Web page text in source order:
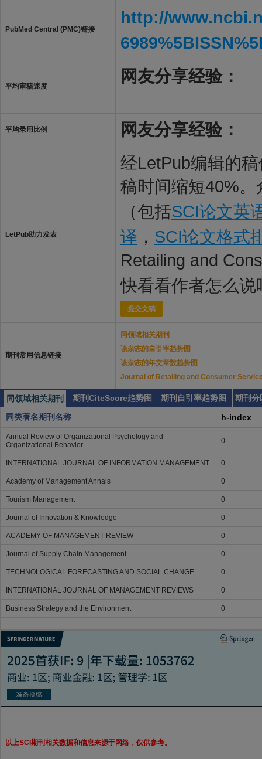
PubMed Central (PMC)链接
http://
平均审稿速度
网友分享经验：
平均录用比例 网友分享经验：
LetPub助力发表
经LetPub编辑的
稿时间缩短40%
（包括SCI论文英
译 ， SCI论文格式
Retailing and
快看看作者怎么说
提交文稿
期刊常用信息链接
同领域相关期刊
该杂志的自引率趋势图
该杂志的年文章数趋势图
Journal of Retailing and Consumer
同领域相关期刊 期刊CiteScore趋势图 期刊自引率趋势图
期刊分
同类著名期刊名称
h-index
Annual Review of Organizational Psychology and
Organizational Behavior
0
INTERNATIONAL JOURNAL OF INFORMATION MANAGEMENT 0
Academy of Management Annals 0
Tourism Management 0
Journal of Innovation & Knowledge 0
ACADEMY OF MANAGEMENT REVIEW 0
Journal of Supply Chain Management 0
TECHNOLOGICAL FORECASTING AND SOCIAL CHANGE 0
INTERNATIONAL JOURNAL OF MANAGEMENT REVIEWS 0
Business Strategy and the Environment 0
以上SCI期刊相关数据和信息来源于网络，仅供参考。